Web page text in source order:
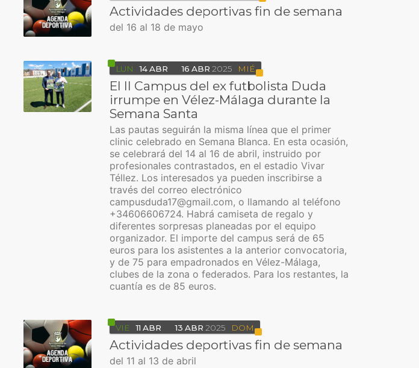
Actividades deportivas fin de semana
del 16 al 18 de mayo
LUN 14 ABR 16 ABR 2025 MIÉ
El II Campus del ex futbolista Duda
irrumpe en Vélez-Málaga durante la
Semana Santa
Las pautas seguirán la misma línea que el primer
clinic celebrado en Semana Blanca. En esta ocasión,
se celebrará del 14 al 16 de abril, instruido por
profesionales contrastados, en el estadio Vivar
Téllez. Los interesados ya pueden inscribirse a
través del correo electrónico
campusduda17@gmail.com, o llamando al teléfono
+34606606724. Habrá camiseta de regalo y
diferentes sorpresas planeadas por el equipo
organizador. El importe del campus será de 65
euros para los asistentes a la anterior convocatoria,
y de 75 para empadronados en Vélez-Málaga,
clubes de la zona o federados. Para los restantes, la
cuantía es de 85 euros.
VIE 11 ABR 13 ABR 2025 DOM
Actividades deportivas fin de semana
del 11 al 13 de abril